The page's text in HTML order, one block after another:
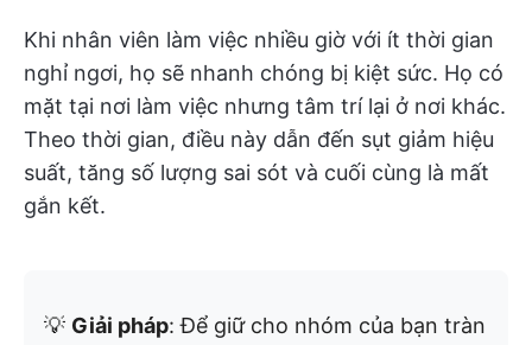
Khi nhân viên làm việc nhiều giờ với ít thời gian
nghỉ ngơi, họ sẽ nhanh chóng bị kiệt sức. Họ có
mặt tại nơi làm việc nhưng tâm trí lại ở nơi khác.
Theo thời gian, điều này dẫn đến sụt giảm hiệu
suất, tăng số lượng sai sót và cuối cùng là mất
gắn kết.
💡 Giải pháp: Để giữ cho nhóm của bạn tràn